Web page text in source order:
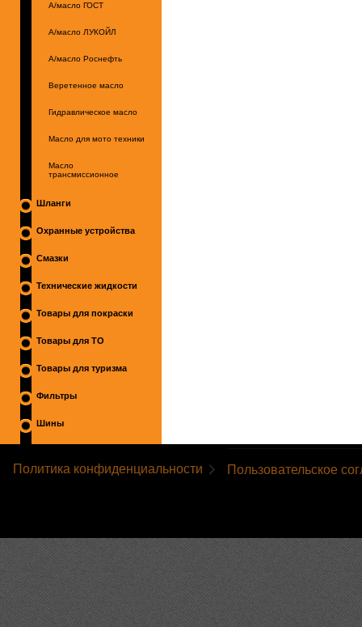
А/масло ГОСТ
А/масло ЛУКОЙЛ
А/масло Роснефть
Веретенное масло
Гидравлическое масло
Масло для мото техники
Масло
трансмиссионное
Шланги
Охранные устройства
Смазки
Технические жидкости
Товары для покраски
Товары для ТО
Товары для туризма
Фильтры
Шины
Политика конфиденциальности Пользовательское